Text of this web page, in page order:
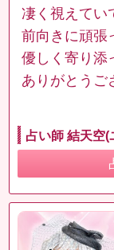
凄く視えてい
前向きに頑張
優しく寄り添
ありがとうご
占い師 結天空(